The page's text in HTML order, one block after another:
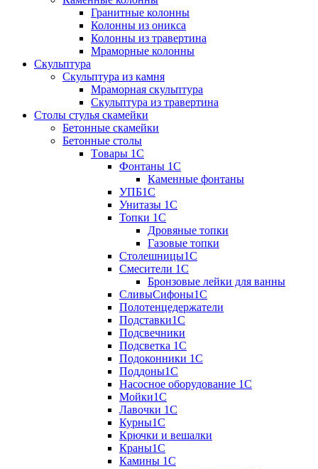
Гранитные колонны
Колонны из оникса
Колонны из травертина
Мраморные колонны
Скульптура
Скульптура из камня
Мраморная скульптура
Скульптура из травертина
Столы стулья скамейки
Бетонные скамейки
Бетонные столы
Tовары 1C
Фонтаны 1C
Каменные фонтаны
УПБ1С
Унитазы 1С
Топки 1С
Дровяные топки
Газовые топки
Столешницы1С
Смесители 1С
Бронзовые лейки для ванны
СливыСифоны1С
Полотенцедержатели
Подставки1С
Подсвечники
Подсветка 1С
Подоконники 1С
Поддоны1С
Насосное оборудование 1С
Мойки1С
Лавочки 1С
Курны1С
Крючки и вешалки
Краны1С
Камины 1C